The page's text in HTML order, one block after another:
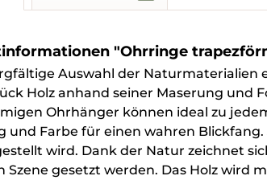
"Ohrringe
Auswahl der
Holz anhand seiner Maserung und
Ohrhänger können ideal zu
und Farbe für einen wahren
wird. Dank der Natur zeichnet
Szene gesetzt werden. Das Holz wird